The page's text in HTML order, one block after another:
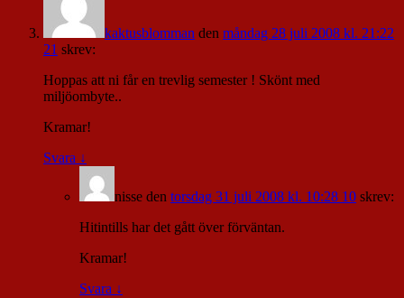
kaktusblomman den måndag 28 juli 2008 kl. 21:22
21 skrev:
Hoppas att ni får en trevlig semester ! Skönt med
miljöombyte..
Kramar!
Svara ↓
nisse den torsdag 31 juli 2008 kl. 10:28 10 skrev:
Hitintills har det gått över förväntan.
Kramar!
Svara ↓